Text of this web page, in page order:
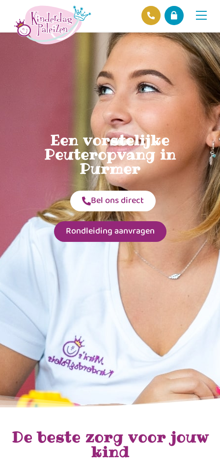
Een vorstelijke
Peuteropvang in
Purmer
Bel ons direct
Rondleiding aanvragen
De beste zorg voor jouw
kind